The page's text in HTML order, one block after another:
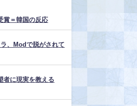
賞＝韓国の反応
、Modで脱がされて
者に現実を教える